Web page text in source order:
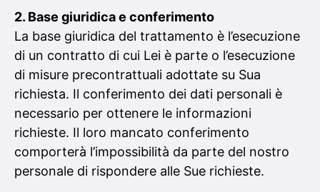
2. Base giuridica e conferimento
La base giuridica del trattamento è l’esecuzione
di un contratto di cui Lei è parte o l’esecuzione
di misure precontrattuali adottate su Sua
richiesta. Il conferimento dei dati personali è
necessario per ottenere le informazioni
richieste. Il loro mancato conferimento
comporterà l’impossibilità da parte del nostro
personale di rispondere alle Sue richieste.